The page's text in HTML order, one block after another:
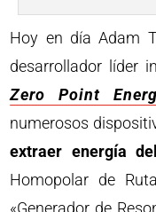
Hoy en día Adam
desarrollador líder
Zero Point
numerosos
extraer energía
Homopolar de
«Generador de